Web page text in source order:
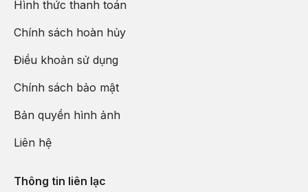
Hình thức thanh toán
Chính sách hoàn hủy
Điều khoản sử dụng
Chính sách bảo mật
Bản quyền hình ảnh
Liên hệ
Thông tin liên lạc